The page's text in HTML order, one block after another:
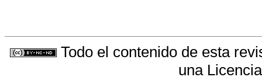
Todo el contenido de esta
una